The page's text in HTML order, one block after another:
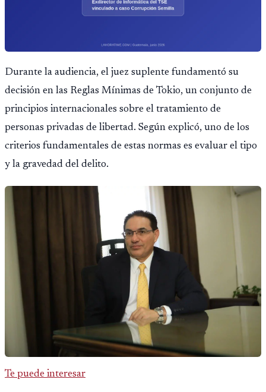
Durante la audiencia, el juez suplente fundamentó su
decisión en las Reglas Mínimas de Tokio, un conjunto de
principios internacionales sobre el tratamiento de
personas privadas de libertad. Según explicó, uno de los
criterios fundamentales de estas normas es evaluar el tipo
y la gravedad del delito.
Te puede interesar